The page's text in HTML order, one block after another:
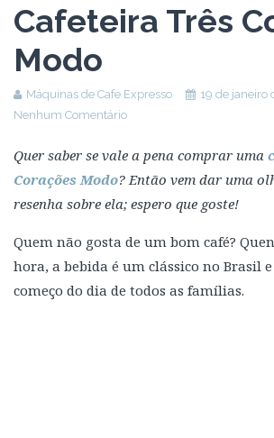
Cafeteira Três
Modo
Máquinas de Cafe Expresso
19 de janeiro
Nenhum Comentário
Quer saber se vale a pena comprar uma
Corações Modo? Então vem dar uma
resenha sobre ela; espero que goste!
Quem não gosta de um bom café?
hora, a bebida é um clássico no Brasil
começo do dia de todos as famílias.